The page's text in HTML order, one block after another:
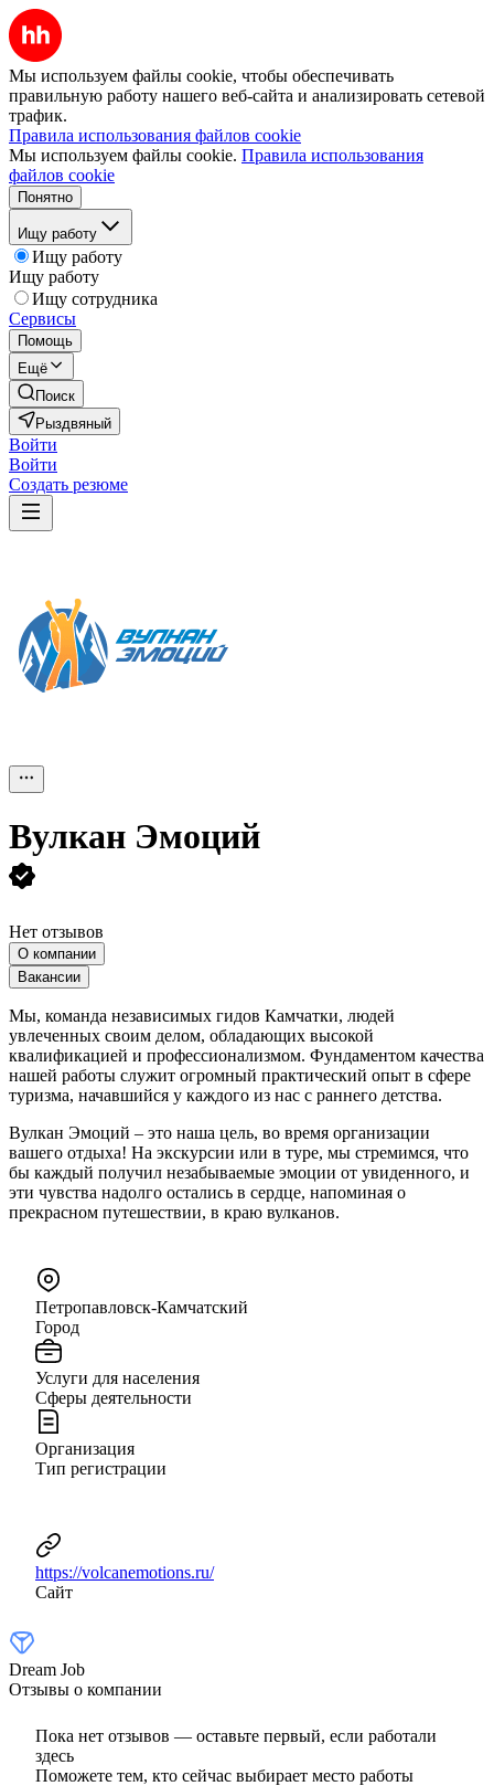
Мы используем файлы cookie, чтобы обеспечивать
правильную работу нашего веб-сайта и анализировать сетевой
трафик.
Правила использования файлов cookie
Мы используем файлы cookie. Правила использования
файлов cookie
Понятно
Ищу работу
Ищу работу
Ищу работу
Ищу сотрудника
Сервисы
Помощь
Ещё
Поиск
Рыздвяный
Войти
Войти
Создать резюме
Вулкан Эмоций
Нет отзывов
О компании
Вакансии
Мы, команда независимых гидов Камчатки, людей
увлеченных своим делом, обладающих высокой
квалификацией и профессионализмом. Фундаментом качества
нашей работы служит огромный практический опыт в сфере
туризма, начавшийся у каждого из нас с раннего детства.
Вулкан Эмоций – это наша цель, во время организации
вашего отдыха! На экскурсии или в туре, мы стремимся, что
бы каждый получил незабываемые эмоции от увиденного, и
эти чувства надолго остались в сердце, напоминая о
прекрасном путешествии, в краю вулканов.
Петропавловск-Камчатский
Город
Услуги для населения
Сферы деятельности
Организация
Тип регистрации
https://volcanemotions.ru/
Сайт
Dream Job
Отзывы о компании
Пока нет отзывов — оставьте первый, если работали
здесь
Поможете тем, кто сейчас выбирает место работы